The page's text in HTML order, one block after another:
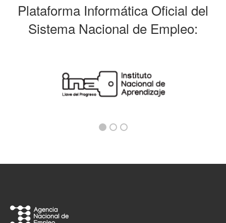
Plataforma Informática Oficial del
Sistema Nacional de Empleo: